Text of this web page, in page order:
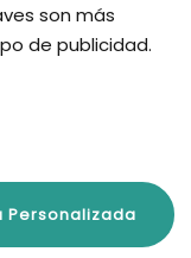
son más
de publicidad.
Personalizada